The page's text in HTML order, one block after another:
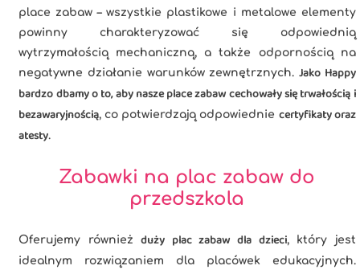
place zabaw – wszystkie plastikowe i metalowe elementy
powinny charakteryzować się odpowiednią
wytrzymałością mechaniczną, a także odpornością na
negatywne działanie warunków zewnętrznych. Jako Happy
bardzo dbamy o to, aby nasze place zabaw cechowały się trwałością i
bezawaryjnością, co potwierdzają odpowiednie certyfikaty oraz
atesty.
Zabawki na plac zabaw do
przedszkola
Oferujemy równieżduży plac zabaw dla dzieci, który jest
idealnym rozwiązaniem dla placówek edukacyjnych.